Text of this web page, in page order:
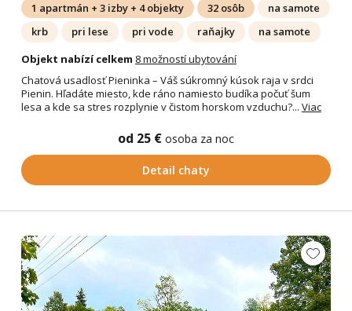
1 apartmán + 3 izby + 4 objekty 32 osôb
na samote
krb
pri lese pri vode raňajky
na samote
Objekt nabízí celkem 8 možností ubytování
Chatová usadlosť Pieninka – Váš súkromný kúsok raja v srdci
Pienin. Hľadáte miesto, kde ráno namiesto budíka počuť šum
lesa a kde sa stres rozplynie v čistom horskom vzduchu?... Viac
od 25 € osoba za noc
Detail chaty